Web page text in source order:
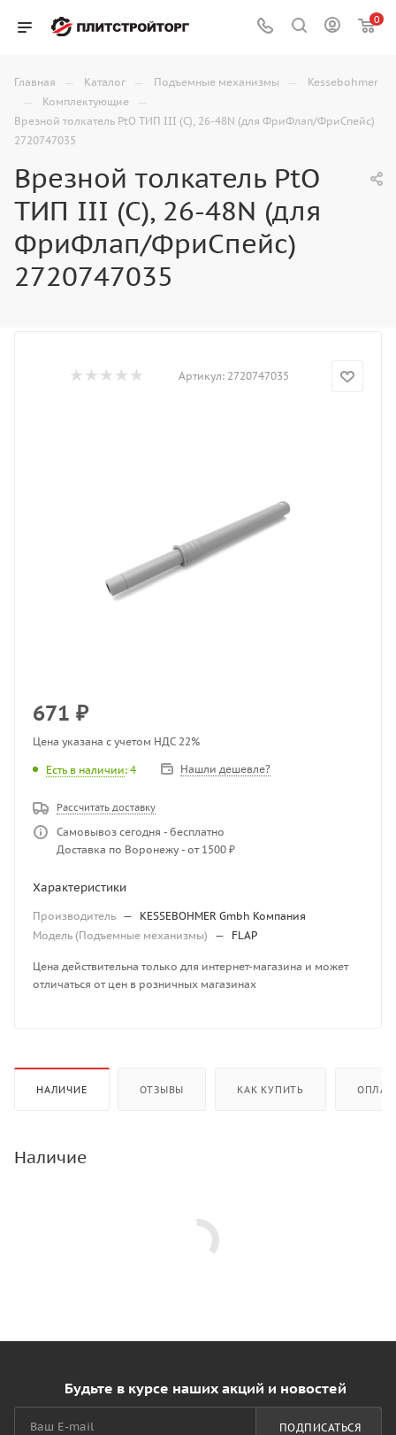
0
Главная — Каталог — Подъемные механизмы — Kessebohmer
— Комплектующие —
Врезной толкатель PtO ТИП III (C), 26-48N (для ФриФлап/ФриСпейс)
2720747035
Врезной толкатель PtO
ТИП III (C), 26-48N (для
ФриФлап/ФриСпейс)
2720747035
Артикул: 2720747035
671 ₽
Цена указана с учетом НДС 22%
Есть в наличии: 4 Нашли дешевле?
Рассчитать доставку
Самовывоз сегодня - бесплатно
Доставка по Воронежу - от 1500 ₽
Характеристики
Производитель —
KESSEBOHMER Gmbh Компания
Модель (Подъемные механизмы)
— FLAP
Цена действительна только для интернет-магазина и может
отличаться от цен в розничных магазинах
НАЛИЧИЕ ОТЗЫВЫ КАК КУПИТЬ
Наличие
Будьте в курсе наших акций и новостей
ПОДПИСАТЬСЯ